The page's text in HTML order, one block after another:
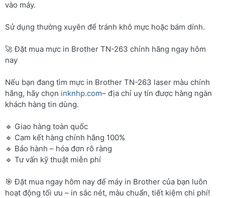
vào máy.
Sử dụng thường xuyên để tránh khô mực hoặc bám dính.
🚀 Đặt mua mực in Brother TN-263 chính hãng ngay hôm
nay
Nếu bạn đang tìm mực in Brother TN-263 laser màu chính
hãng, hãy chọn inknhp.com– địa chỉ uy tín được hàng ngàn
khách hàng tin dùng.
🔹 Giao hàng toàn quốc
🔹 Cam kết hàng chính hãng 100%
🔹 Bảo hành – hóa đơn rõ ràng
🔹 Tư vấn kỹ thuật miễn phí
🎯 Đặt mua ngay hôm nay để máy in Brother của bạn luôn
hoạt động tối ưu – in sắc nét, màu chuẩn, tiết kiệm chi phí!